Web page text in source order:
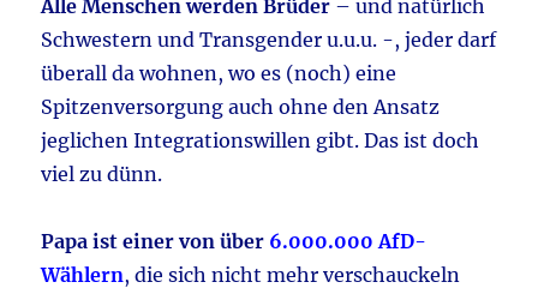
Alle Menschen werden Brüder – und natürlich
Schwestern und Transgender u.u.u. -, jeder darf
überall da wohnen, wo es (noch) eine
Spitzenversorgung auch ohne den Ansatz
jeglichen Integrationswillen gibt. Das ist doch
viel zu dünn.
Papa ist einer von über 6.000.000 AfD-
Wählern, die sich nicht mehr verschauckeln